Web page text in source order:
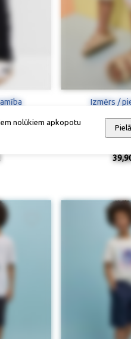
Izmērs /
nolūkiem apkopotu